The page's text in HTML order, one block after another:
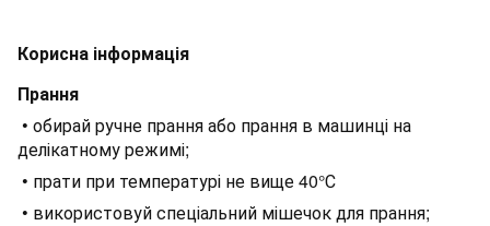
Корисна інформація
Прання
• обирай ручне прання або прання в машинці на
делікатному режимі;
• прати при температурі не вище 40°С
• використовуй спеціальний мішечок для прання;